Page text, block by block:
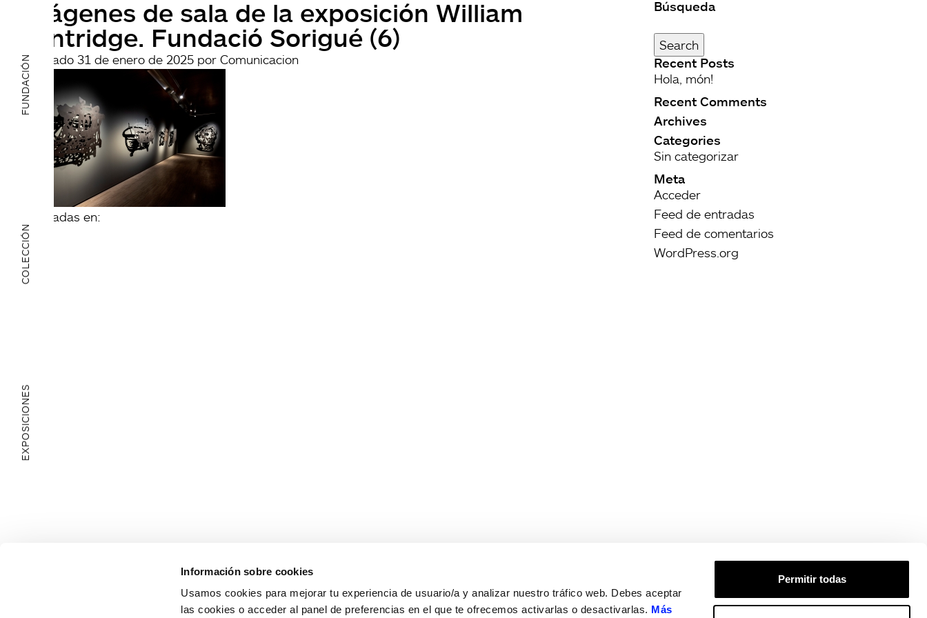
Información sobre cookies
Usamos cookies para mejorar tu experiencia de usuario/a y analizar nuestro tráfico web. Debes aceptar
las cookies o acceder al panel de preferencias en el que te ofrecemos activarlas o desactivarlas. Más
Permitir todas
FUNDACIÓN
COLECCIÓN
EXPOSICIONES
Imágenes de sala de la exposición William
Kentridge. Fundació Sorigué (6)
Publicado 31 de enero de 2025 por Comunicacion
archivadas en:
Búsqueda
por:
Search
Recent Posts
Hola, món!
Recent Comments
Archives
Categories
Sin categorizar
Meta
Acceder
Feed de entradas
Feed de comentarios
WordPress.org